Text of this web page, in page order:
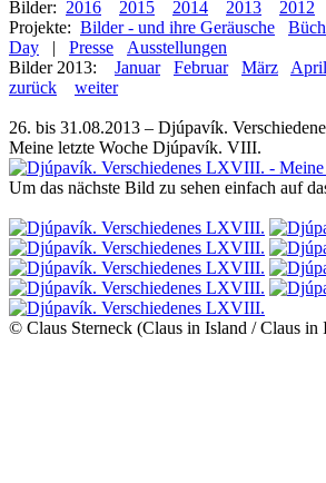
Bilder: 2016 2015 2014 2013 2012
Projekte: Bilder - und ihre Geräusche
Day
| Presse
Ausstellungen
Bilder 2013:
Januar Februar März April
zurück
weiter
26. bis 31.08.2013 – Djúpavík.
Meine letzte Woche Djúpavík. VIII.
Um das nächste Bild zu sehen einfach auf
© Claus Sterneck (Claus in Island / Claus in